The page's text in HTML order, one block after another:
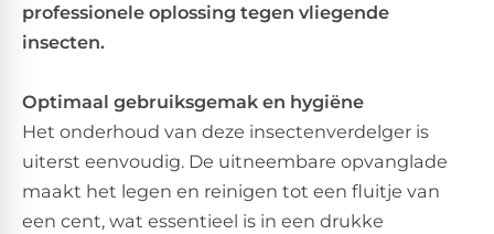
professionele oplossing tegen vliegende
insecten.
Optimaal gebruiksgemak en hygiëne
Het onderhoud van deze insectenverdelger is
uiterst eenvoudig. De uitneembare opvanglade
maakt het legen en reinigen tot een fluitje van
een cent, wat essentieel is in een drukke